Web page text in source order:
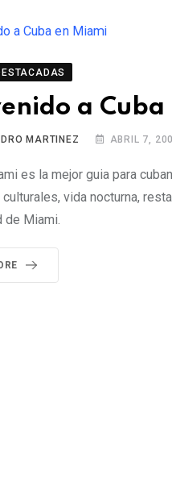
a
MARTINEZ ABRIL 7,
es la mejor guia para
vida nocturna,
de Miami.